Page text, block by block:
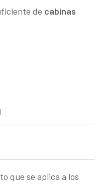
de cabinas
que se aplica a los